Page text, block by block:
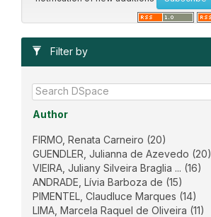
Filter by
Author
FIRMO, Renata Carneiro (20)
GUENDLER, Julianna de Azevedo (20)
VIEIRA, Juliany Silveira Braglia ... (16)
ANDRADE, Lívia Barboza de (15)
PIMENTEL, Claudluce Marques (14)
LIMA, Marcela Raquel de Oliveira (11)